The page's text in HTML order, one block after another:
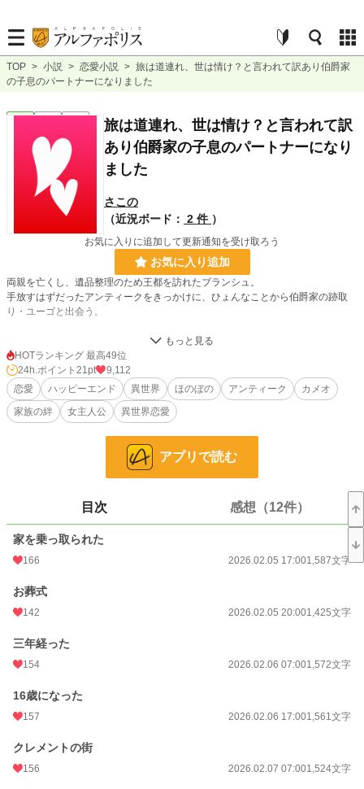
TOP > 小説 > 恋愛小説 > 旅は道連れ、世は情け？と言われて訳あり伯爵家
の子息のパートナーになりました
恋愛 完結 長編
旅は道連れ、世は情け？と言われて訳
あり伯爵家の子息のパートナーになり
ました
さこの
（近況ボード： 2 件 ）
お気に入りに追加して更新通知を受け取ろう
お気に入り追加
両親を亡くし、遺品整理のため王都を訪れたブランシュ。
手放すはずだったアンティークをきっかけに、ひょんなことから伯爵家の跡取
り・ユーゴと出会う。
無愛想で口が悪く、女性に冷たいその男は、なぜかブランシュの世話を焼き、面
倒事にも付き合ってくれる。
王都ではかつて「親友に婚約者を奪われ、失恋して姿を消した男」と噂されてい
たユーゴ。
だがその噂は、誰かの悪意によって作られた嘘だった。
そして少しずつ見えてくる、本当の彼の姿。
――この人は、優しすぎて損をしている。
面倒くさがりな伯爵子息と、無自覚な令嬢の、
すれ違いだらけの甘め異世界ラブコメディ
恋愛
お気に入り
24h.ポイント
文字数 116,820
更新日時
初回公開日時 2026.02.05 17:00
HOTランキング 最高49位
24h.ポイント 21pt
9,112
恋愛
ハッピーエンド 異世界 ほのぼの アンティーク
カメオ
家族の絆
女主人公 異世界恋愛
アプリで読む
目次 感想（12件）
家を乗っ取られた
166 2026.02.05 17:001,587文字
お葬式
142 2026.02.05 20:001,425文字
三年経った
154 2026.02.06 07:001,572文字
16歳になった
157 2026.02.06 17:001,561文字
クレメントの街
156 2026.02.07 07:001,524文字